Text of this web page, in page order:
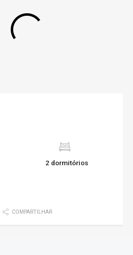
2 dormitórios
COMPARTILHAR